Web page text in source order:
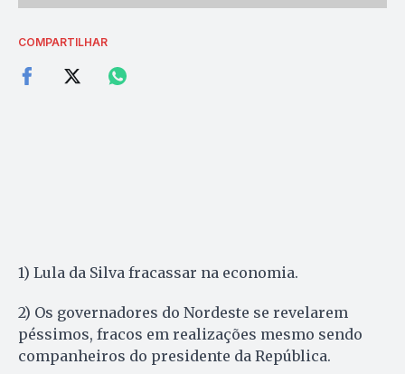
COMPARTILHAR
1) Lula da Silva fracassar na economia.
2) Os governadores do Nordeste se revelarem
péssimos, fracos em realizações mesmo sendo
companheiros do presidente da República.